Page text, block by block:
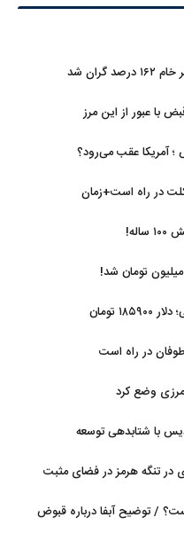
شد
با عبور از این مرز
؛ آمریکا عقب می‌رود؟
در راه است+زمان
تومان
در راه است
مرزی وضع کرد
در تنگه هرمز در فضای مثبت
/ توضیح آبفا درباره قبوض